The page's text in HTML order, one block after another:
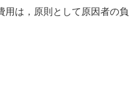
は，原則として原因者の負